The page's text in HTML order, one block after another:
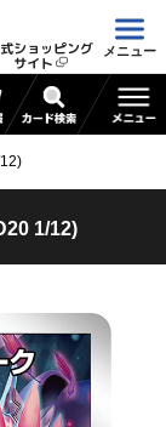
ショッピング
サイト
メニュー
1/12)